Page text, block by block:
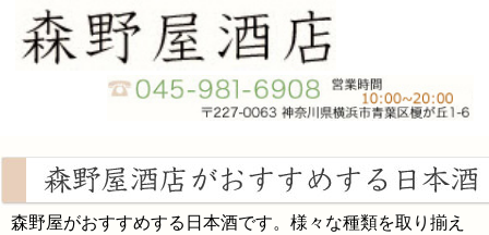
森野屋がおすすめする日本酒です。様々な種類を取り揃え